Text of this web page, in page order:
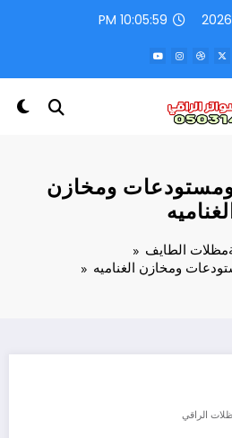
10:06:02 PM
ومخازن
مظلات الطايف
ومخازن الغناميه
الراقي